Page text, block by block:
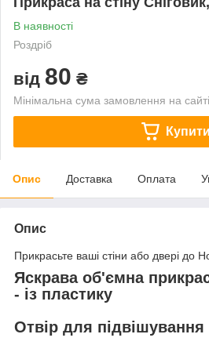
В наявності
Роздріб
від 80 ₴
Мінімальна сума замовлення на
Купити
Опис Доставка Оплата
Опис
Прикрасьте ваші стіни або двері до
Яскрава об'ємна
- із пластику
Отвір для підвішування